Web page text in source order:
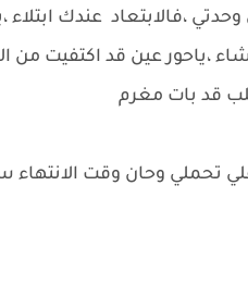
وحدتي ،فالابتعاد عندك
،ياحور عين قد اكتفيت من
قد بات مغرم
تحملي وحان وقت